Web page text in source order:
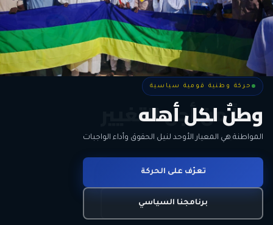
حركة وطنية قومية سياسية
وطنٌ لكل أهله
المواطنة هي المعيار الأوحد لنيل الحقوق وأداء الواجبات
تعرّف على الحركة
برنامجنا السياسي
حركة وطنية قومية سياسية
معاً من أجل التغيير
الحرية • الوحدة • السلام • الديمقراطية
انضم للحركة
اتصل بنا